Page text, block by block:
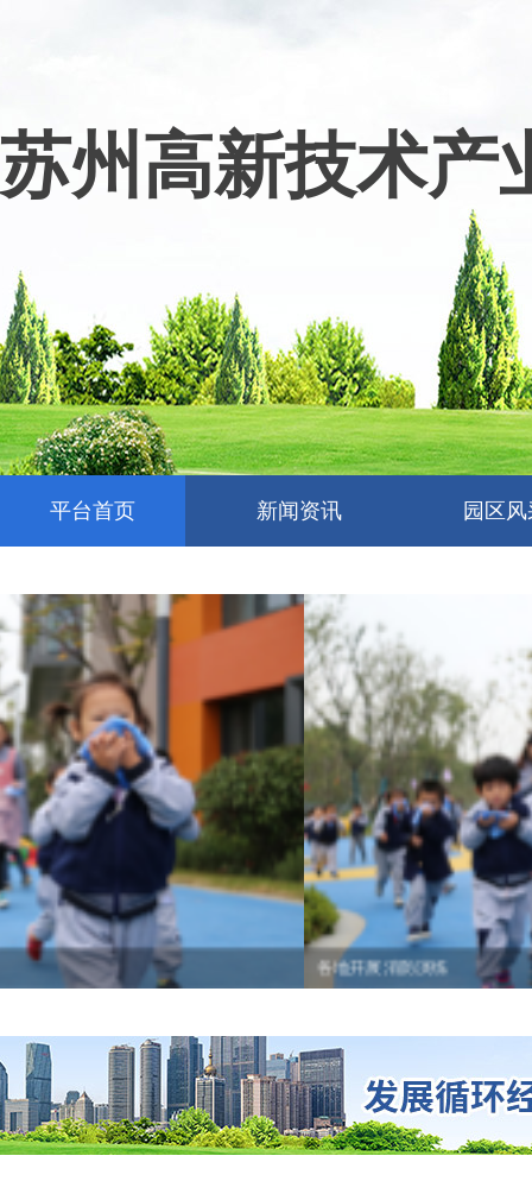
苏州高新技术产
平台首页 新闻资讯 园区
各地开展消防演练